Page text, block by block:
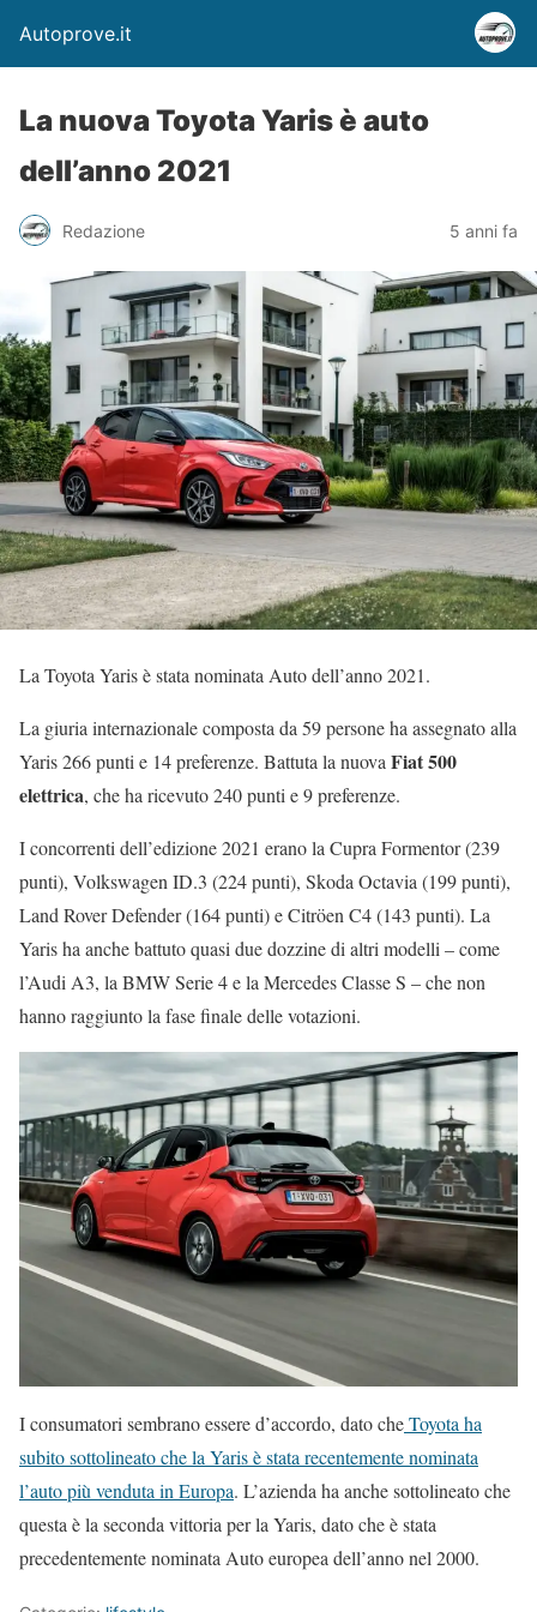
Autoprove.it
La nuova Toyota Yaris è auto
dell’anno 2021
Redazione 5 anni fa
La Toyota Yaris è stata nominata Auto dell’anno 2021.
La giuria internazionale composta da 59 persone ha assegnato alla
Yaris 266 punti e 14 preferenze. Battuta la nuova Fiat 500
elettrica, che ha ricevuto 240 punti e 9 preferenze.
I concorrenti dell’edizione 2021 erano la Cupra Formentor (239
punti), Volkswagen ID.3 (224 punti), Skoda Octavia (199 punti),
Land Rover Defender (164 punti) e Citröen C4 (143 punti). La
Yaris ha anche battuto quasi due dozzine di altri modelli – come
l’Audi A3, la BMW Serie 4 e la Mercedes Classe S – che non
hanno raggiunto la fase finale delle votazioni.
I consumatori sembrano essere d’accordo, dato cheToyota ha
subito sottolineato che la Yaris è stata recentemente nominata
l’auto più venduta in Europa. L’azienda ha anche sottolineato che
questa è la seconda vittoria per la Yaris, dato che è stata
precedentemente nominata Auto europea dell’anno nel 2000.